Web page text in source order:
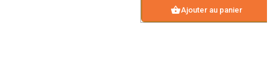
shopping_basketAjouter au panier